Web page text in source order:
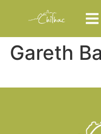
Gareth